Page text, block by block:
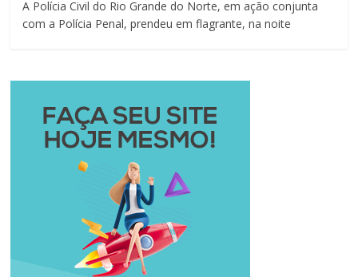
A Polícia Civil do Rio Grande do Norte, em ação conjunta
com a Polícia Penal, prendeu em flagrante, na noite